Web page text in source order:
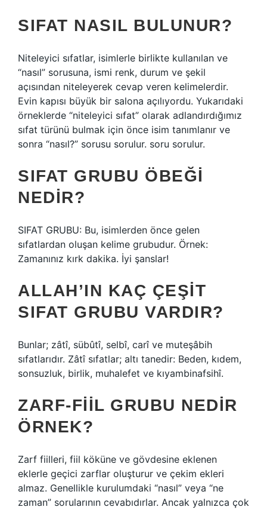
SIFAT NASIL BULUNUR?
Niteleyici sıfatlar, isimlerle birlikte kullanılan ve
“nasıl” sorusuna, ismi renk, durum ve şekil
açısından niteleyerek cevap veren kelimelerdir.
Evin kapısı büyük bir salona açılıyordu. Yukarıdaki
örneklerde “niteleyici sıfat” olarak adlandırdığımız
sıfat türünü bulmak için önce isim tanımlanır ve
sonra “nasıl?” sorusu sorulur. soru sorulur.
SIFAT GRUBU ÖBEĞI
NEDIR?
SIFAT GRUBU: Bu, isimlerden önce gelen
sıfatlardan oluşan kelime grubudur. Örnek:
Zamanınız kırk dakika. İyi şanslar!
ALLAH’IN KAÇ ÇEŞIT
SIFAT GRUBU VARDIR?
Bunlar; zâtî, sübûtî, selbî, carî ve muteşâbih
sıfatlarıdır. Zâtî sıfatlar; altı tanedir: Beden, kıdem,
sonsuzluk, birlik, muhalefet ve kıyambinafsihî.
ZARF-FIIL GRUBU NEDIR
ÖRNEK?
Zarf fiilleri, fiil köküne ve gövdesine eklenen
eklerle geçici zarflar oluşturur ve çekim ekleri
almaz. Genellikle kurulumdaki “nasıl” veya “ne
zaman” sorularının cevabıdırlar. Ancak yalnızca çok